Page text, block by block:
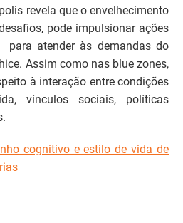
revela que o envelhecimento
pode impulsionar ações
atender às demandas do
Assim como nas blue zones,
à interação entre condições
vínculos sociais, políticas
cognitivo e estilo de vida de